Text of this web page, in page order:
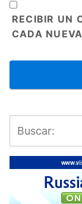
RECIBIR UN
CADA